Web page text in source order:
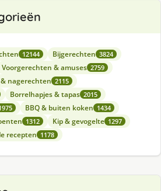
12144 Bijgerechten 3824
Voorgerechten & amuses 2759
nagerechten 2115
Borrelhapjes & tapas 2015
BBQ & buiten koken 1434
1312 Kip & gevogelte 1297
recepten 1178